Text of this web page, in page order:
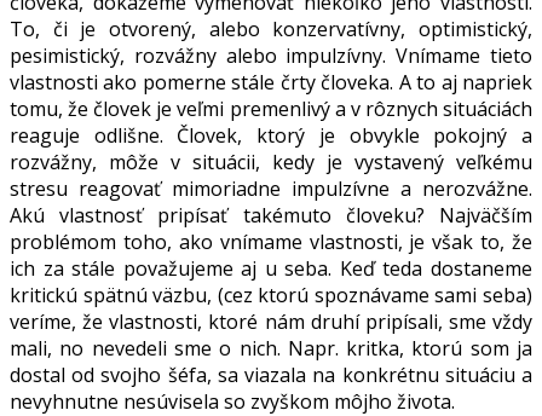
To, či je otvorený, alebo konzervatívny, optimistický,
pesimistický, rozvážny alebo impulzívny. Vnímame tieto
vlastnosti ako pomerne stále črty človeka. A to aj napriek
tomu, že človek je veľmi premenlivý a v rôznych situáciách
reaguje odlišne. Človek, ktorý je obvykle pokojný a
rozvážny, môže v situácii, kedy je vystavený veľkému
stresu reagovať mimoriadne impulzívne a nerozvážne.
Akú vlastnosť pripísať takémuto človeku? Najväčším
problémom toho, ako vnímame vlastnosti, je však to, že
ich za stále považujeme aj u seba. Keď teda dostaneme
kritickú spätnú väzbu, (cez ktorú spoznávame sami seba)
veríme, že vlastnosti, ktoré nám druhí pripísali, sme vždy
mali, no nevedeli sme o nich. Napr. kritka, ktorú som ja
dostal od svojho šéfa, sa viazala na konkrétnu situáciu a
nevyhnutne nesúvisela so zvyškom môjho života.